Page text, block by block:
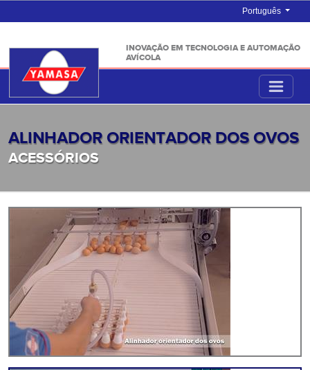
Português
INOVAÇÃO EM TECNOLOGIA E AUTOMAÇÃO
AVÍCOLA
ALINHADOR ORIENTADOR DOS OVOS
ACESSÓRIOS